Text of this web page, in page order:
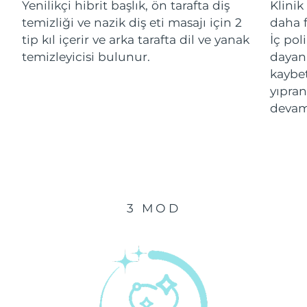
Yenilikçi hibrit başlık, ön tarafta diş
temizliği ve nazik diş eti masajı için 2
tip kıl içerir ve arka tarafta dil ve yanak
temizleyicisi bulunur.
Klinik
daha
İç
3 MOD
İsrail
Tahmini teslim tarihi
12/08/2026
Tahmini teslim tarihi
08/08/2026
Tahmini teslim tarihi
11/08/2026